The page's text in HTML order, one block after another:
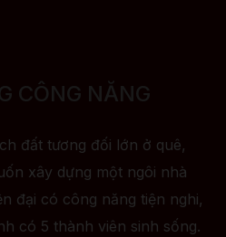
CÔNG NĂNG
đất tương đối lớn ở quê,
xây dựng một ngôi nhà
đại có công năng tiện nghi,
có 5 thành viên sinh sống.